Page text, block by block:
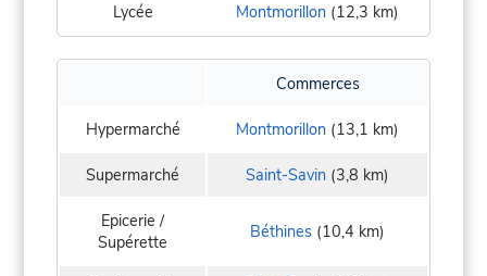
Lycée Montmorillon (12,3 km)
Commerces
Hypermarché Montmorillon (13,1 km)
Supermarché Saint-Savin (3,8 km)
Epicerie /
Supérette
Béthines (10,4 km)